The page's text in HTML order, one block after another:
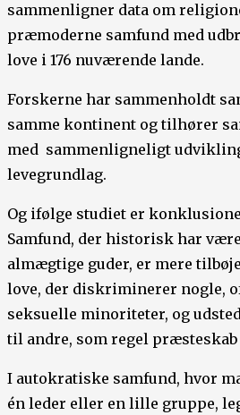
sammenligner data om
præmoderne samfund med
love i 176 nuværende lande.
Forskerne har sammenholdt
samme kontinent og tilhører
med sammenligneligt
levegrundlag.
Og ifølge studiet er
Samfund, der historisk har
almægtige guder, er mere
love, der diskriminerer nogle,
seksuelle minoriteter, og
til andre, som regel præsteskab
I autokratiske samfund, hvor
én leder eller en lille gruppe,